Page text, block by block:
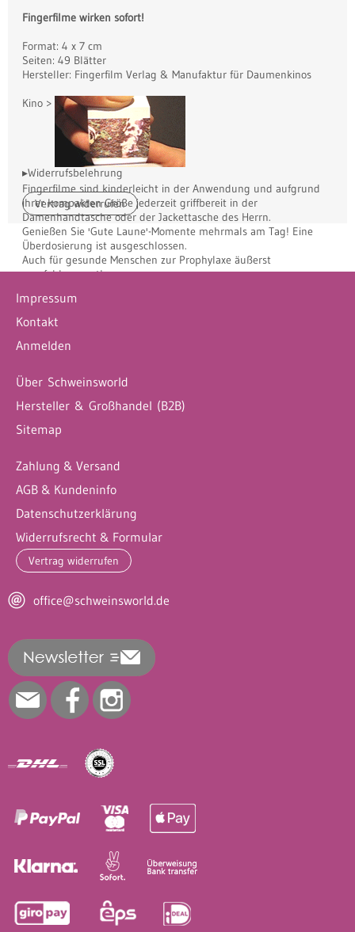
Fingerfilme wirken sofort!
Format: 4 x 7 cm
Seiten: 49 Blätter
Hersteller: Fingerfilm Verlag & Manufaktur für Daumenkinos
Kino >
Fingerfilme sind kinderleicht in der Anwendung und aufgrund
ihrer kompakten Größe jederzeit griffbereit in der
Damenhandtasche oder der Jackettasche des Herrn.
Genießen Sie 'Gute Laune'-Momente mehrmals am Tag! Eine
Überdosierung ist ausgeschlossen.
Auch für gesunde Menschen zur Prophylaxe äußerst
empfehlenswert!
Angaben zur Produktsicherheit (GPSR)
Fingerfilm-Verlag und Manufaktur für Daumenkinos
Sabine Klar, Jessnerstr. 57 10247 Berlin, DE/EU
▸Widerrufsbelehrung
Vertrag widerrufen
Impressum
Kontakt
Anmelden
Über Schweinsworld
Hersteller & Großhandel (B2B)
Sitemap
Zahlung & Versand
AGB & Kundeninfo
Datenschutzerklärung
Widerrufsrecht & Formular
Vertrag widerrufen
office@schweinsworld.de